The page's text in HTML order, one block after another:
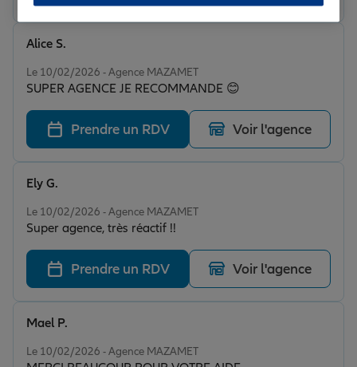
Le 10/02/2026 - Agence MAZAMET
SUPER AGENCE JE RECOMMANDE 😊
Alice S.
Prendre un RDV Voir l'agence
Le 10/02/2026 - Agence MAZAMET
Super agence, très réactif !!
Ely G.
Prendre un RDV Voir l'agence
Le 10/02/2026 - Agence MAZAMET
Mael P.